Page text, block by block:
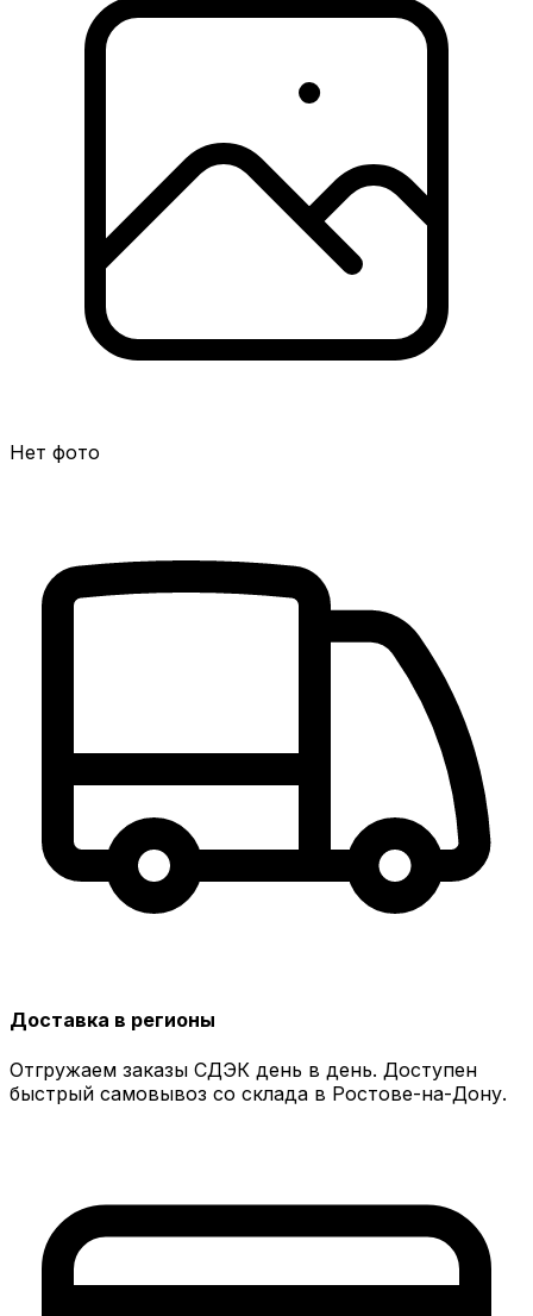
Нет фото
Доставка в регионы
Отгружаем заказы СДЭК день в день. Доступен
быстрый самовывоз со склада в Ростове-на-Дону.